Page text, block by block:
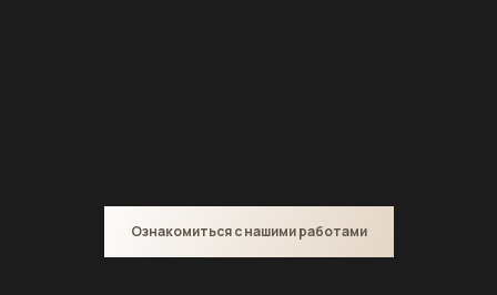
Ознакомиться с нашими работами